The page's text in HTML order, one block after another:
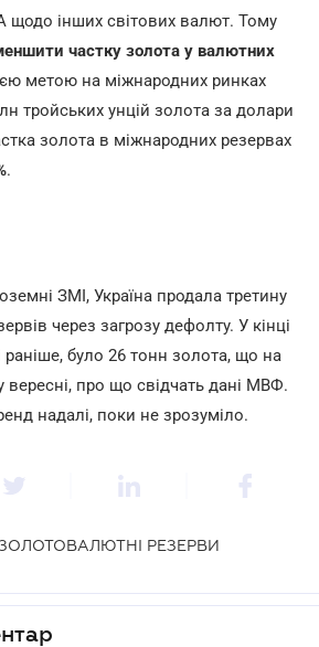
щодо інших світових валют. Тому
частку золота у валютних
метою на міжнародних ринках
тройських унцій золота за долари
золота в міжнародних резервах
.
ЗМІ, Україна продала третину
через загрозу дефолту. У кінці
раніше, було 26 тонн золота, що на
вересні, про що свідчать дані МВФ.
надалі, поки не зрозуміло.
РЕЗЕРВИ